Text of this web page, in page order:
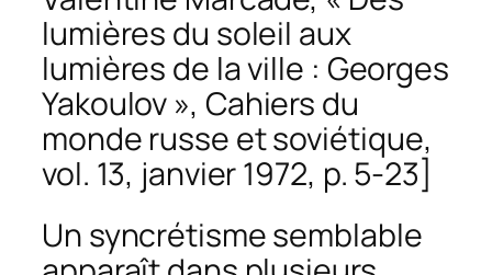
lumières du soleil aux
lumières de la ville : Georges
Yakoulov », Cahiers du
monde russe et soviétique,
vol. 13, janvier 1972, p. 5-23]
Un syncrétisme semblable